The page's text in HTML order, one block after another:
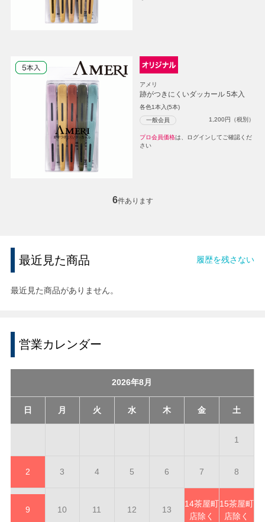
アメリ
跡がつきにくいダッカール 5本入
各色1本入(5本)
一般会員 1,200円（税別）
プロ会員価格は、ログインしてご確認くだ
さい
6件あります
最近見た商品 履歴を残さない
最近見た商品がありません。
営業カレンダー
2026年8月
日 月 火 水 木 金 土
1
2 3 4 5 6 7 8
9 10 11 12 13
14茶屋町
店除く
15茶屋町
店除く